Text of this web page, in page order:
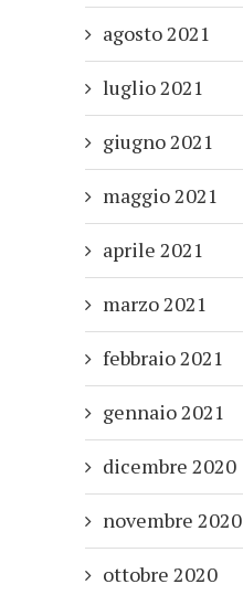
agosto 2021
luglio 2021
giugno 2021
maggio 2021
aprile 2021
marzo 2021
febbraio 2021
gennaio 2021
dicembre 2020
novembre 2020
ottobre 2020